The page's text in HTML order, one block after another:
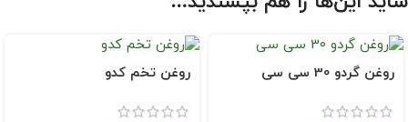
روغن گردو 30 سی سی روغن تخم کدو